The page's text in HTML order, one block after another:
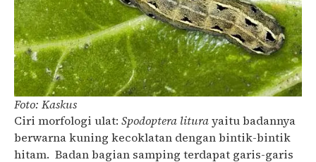
Foto: Kaskus
Ciri morfologi ulat: Spodoptera liturayaitu badannya
berwarna kuning kecoklatan dengan bintik-bintik
hitam. Badan bagian samping terdapat garis-garis